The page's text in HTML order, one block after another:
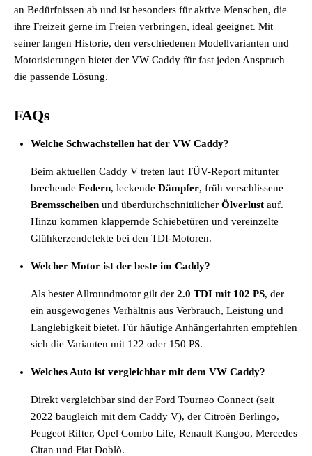
an Bedürfnissen ab und ist besonders für aktive Menschen, die
ihre Freizeit gerne im Freien verbringen, ideal geeignet. Mit
seiner langen Historie, den verschiedenen Modellvarianten und
Motorisierungen bietet der VW Caddy für fast jeden Anspruch
die passende Lösung.
FAQs
Welche Schwachstellen hat der VW Caddy?
Beim aktuellen Caddy V treten laut TÜV-Report mitunter
brechende Federn, leckende Dämpfer, früh verschlissene
Bremsscheiben und überdurchschnittlicher Ölverlust auf.
Hinzu kommen klappernde Schiebetüren und vereinzelte
Glühkerzendefekte bei den TDI-Motoren.
Welcher Motor ist der beste im Caddy?
Als bester Allroundmotor gilt der 2.0 TDI mit 102 PS, der
ein ausgewogenes Verhältnis aus Verbrauch, Leistung und
Langlebigkeit bietet. Für häufige Anhängerfahrten empfehlen
sich die Varianten mit 122 oder 150 PS.
Welches Auto ist vergleichbar mit dem VW Caddy?
Direkt vergleichbar sind der Ford Tourneo Connect (seit
2022 baugleich mit dem Caddy V), der Citroën Berlingo,
Peugeot Rifter, Opel Combo Life, Renault Kangoo, Mercedes
Citan und Fiat Doblò.